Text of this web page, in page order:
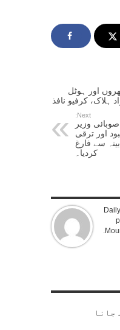
اور ہوٹل
Next:
وزیر
اور ترقی
سے فارغ
کردیا۔
جانا